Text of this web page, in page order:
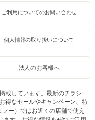
ご利用についてのお問い合わせ
個人情報の取り扱いについて
法人のお客様へ
載しています。最新のチラシ
得なセールやキャンペーン、特
ー）ではお近くの店舗で使え